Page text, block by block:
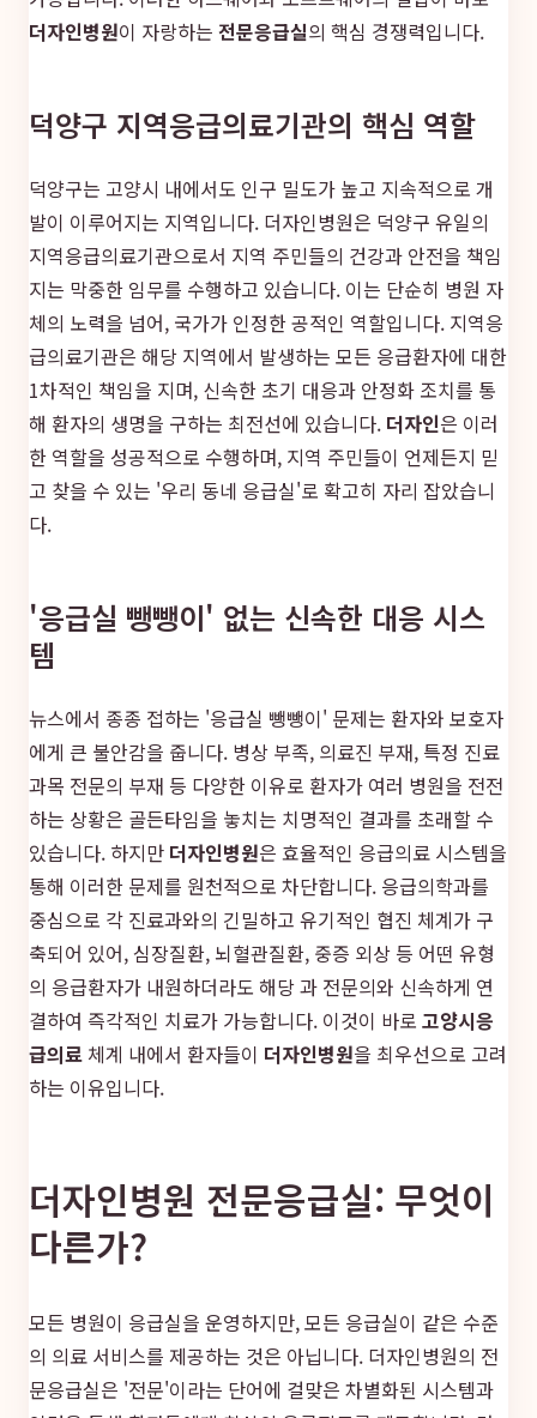
더자인병원이 자랑하는 전문응급실의 핵심 경쟁력입니다.
덕양구 지역응급의료기관의 핵심 역할
덕양구는 고양시 내에서도 인구 밀도가 높고 지속적으로 개
발이 이루어지는 지역입니다. 더자인병원은 덕양구 유일의
지역응급의료기관으로서 지역 주민들의 건강과 안전을 책임
지는 막중한 임무를 수행하고 있습니다. 이는 단순히 병원 자
체의 노력을 넘어, 국가가 인정한 공적인 역할입니다. 지역응
급의료기관은 해당 지역에서 발생하는 모든 응급환자에 대한
1차적인 책임을 지며, 신속한 초기 대응과 안정화 조치를 통
해 환자의 생명을 구하는 최전선에 있습니다. 더자인은 이러
한 역할을 성공적으로 수행하며, 지역 주민들이 언제든지 믿
고 찾을 수 있는 '우리 동네 응급실'로 확고히 자리 잡았습니
다.
'응급실 뺑뺑이' 없는 신속한 대응 시스
템
뉴스에서 종종 접하는 '응급실 뺑뺑이' 문제는 환자와 보호자
에게 큰 불안감을 줍니다. 병상 부족, 의료진 부재, 특정 진료
과목 전문의 부재 등 다양한 이유로 환자가 여러 병원을 전전
하는 상황은 골든타임을 놓치는 치명적인 결과를 초래할 수
있습니다. 하지만 더자인병원은 효율적인 응급의료 시스템을
통해 이러한 문제를 원천적으로 차단합니다. 응급의학과를
중심으로 각 진료과와의 긴밀하고 유기적인 협진 체계가 구
축되어 있어, 심장질환, 뇌혈관질환, 중증 외상 등 어떤 유형
의 응급환자가 내원하더라도 해당 과 전문의와 신속하게 연
결하여 즉각적인 치료가 가능합니다. 이것이 바로 고양시응
급의료 체계 내에서 환자들이 더자인병원을 최우선으로 고려
하는 이유입니다.
더자인병원 전문응급실: 무엇이
다른가?
모든 병원이 응급실을 운영하지만, 모든 응급실이 같은 수준
의 의료 서비스를 제공하는 것은 아닙니다. 더자인병원의 전
문응급실은 '전문'이라는 단어에 걸맞은 차별화된 시스템과